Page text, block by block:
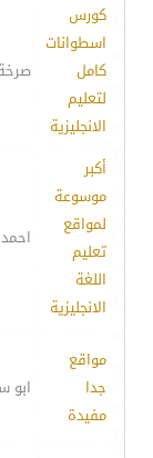
كورس
اسطوانات
كامل
لتعليم
الانجليزية
أكبر
موسوعة
لمواقع
تعليم
اللغة
الانجليزية
مواقع
جدا
مفيدة
ابو